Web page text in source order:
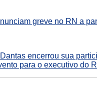
greve no RN a
encerrou sua
para o executivo do